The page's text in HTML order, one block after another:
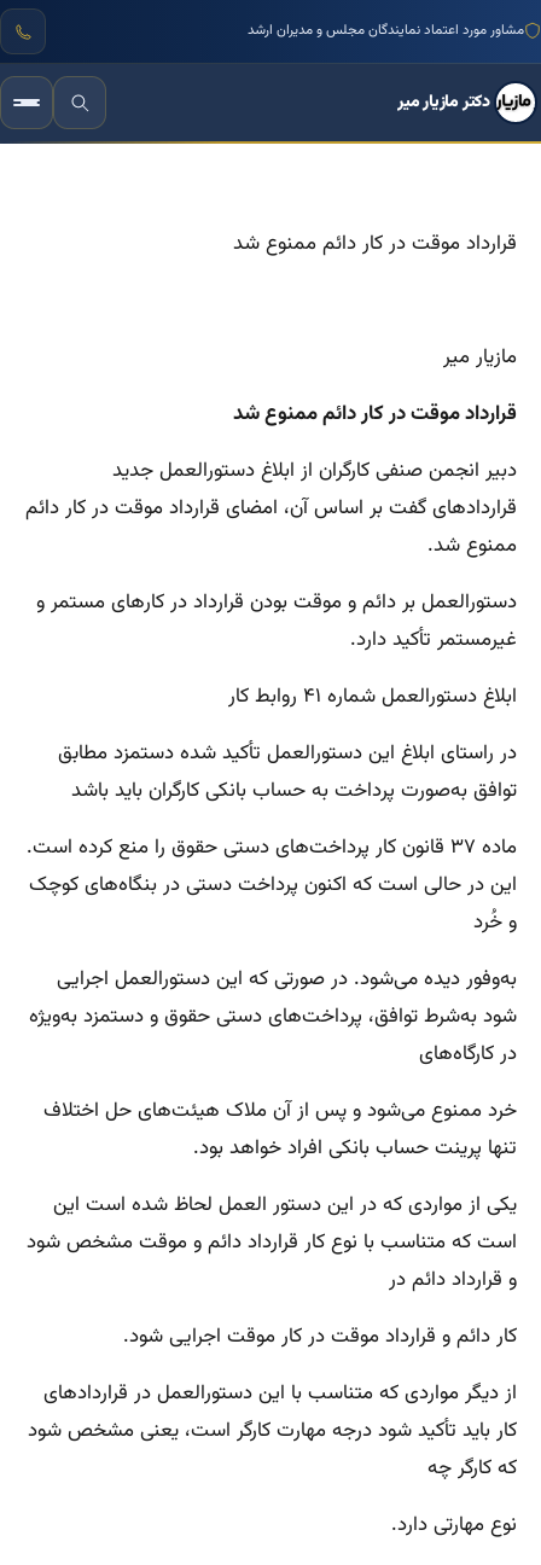
مشاور مورد اعتماد نمایندگان مجلس و مدیران ارشد
دکتر مازیار میر
قرارداد موقت در کار دائم ممنوع شد
مازیار میر
قرارداد موقت در کار دائم ممنوع شد
دبیر انجمن صنفی کارگران از ابلاغ دستورالعمل جدید
قراردادهای گفت بر اساس آن، امضای قرارداد موقت در کار دائم
ممنوع شد.
دستورالعمل بر دائم و موقت بودن قرارداد در کارهای مستمر و
غیرمستمر تأکید دارد.
ابلاغ دستورالعمل شماره ۴۱ روابط کار
در راستای ابلاغ این دستورالعمل تأکید شده دستمزد مطابق
توافق به‌صورت پرداخت به حساب بانکی کارگران باید باشد
ماده ۳۷ قانون کار پرداخت‌های دستی حقوق را منع کرده است.
این در حالی است که اکنون پرداخت دستی در بنگاه‌های کوچک
و خُرد
به‌وفور دیده می‌شود. در صورتی که این دستورالعمل اجرایی
شود به‌شرط توافق، پرداخت‌های دستی حقوق و دستمزد به‌ویژه
در کارگاه‌های
خرد ممنوع می‌شود و پس از آن ملاک هیئت‌های حل اختلاف
تنها پرینت حساب بانکی افراد خواهد بود.
یکی از مواردی که در این دستور العمل لحاظ شده است این
است که متناسب با نوع کار قرارداد دائم و موقت مشخص شود
و قرارداد دائم در
کار دائم و قرارداد موقت در کار موقت اجرایی شود.
از دیگر مواردی که متناسب با این دستورالعمل در قراردادهای
کار باید تأکید شود درجه مهارت کارگر است، یعنی مشخص شود
که کارگر چه
نوع مهارتی دارد.